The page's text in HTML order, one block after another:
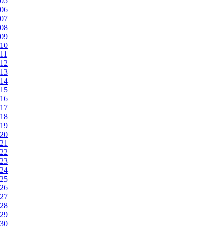
06
07
08
09
10
11
12
13
14
15
16
17
18
19
20
21
22
23
24
25
26
27
28
29
30